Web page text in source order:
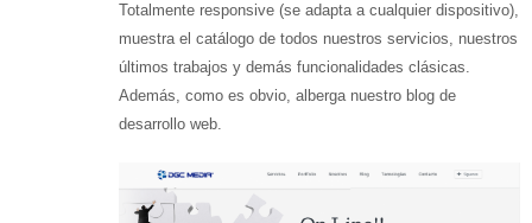
Totalmente responsive (se adapta a cualquier dispositivo),
muestra el catálogo de todos nuestros servicios, nuestros
últimos trabajos y demás funcionalidades clásicas.
Además, como es obvio, alberga nuestro blog de
desarrollo web.